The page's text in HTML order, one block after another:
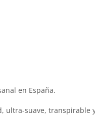
en España.
ultra-suave,